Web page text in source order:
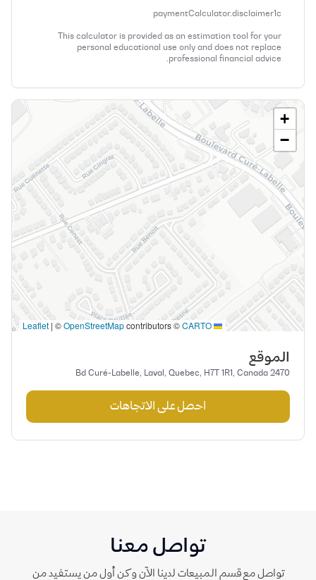
paymentCalculator.disclaimer1c
This calculator is provided as an estimation tool for your
personal educational use only and does not replace
professional financial advice.
+
−
| ©OpenStreetMapcontributors ©CARTO
الموقع
2470 Bd Curé-Labelle, Laval, Quebec, H7T 1R1, Canada
احصل على الاتجاهات
تواصل معنا
تواصل مع قسم المبيعات لدينا الآن وكن أول من يستفيد من